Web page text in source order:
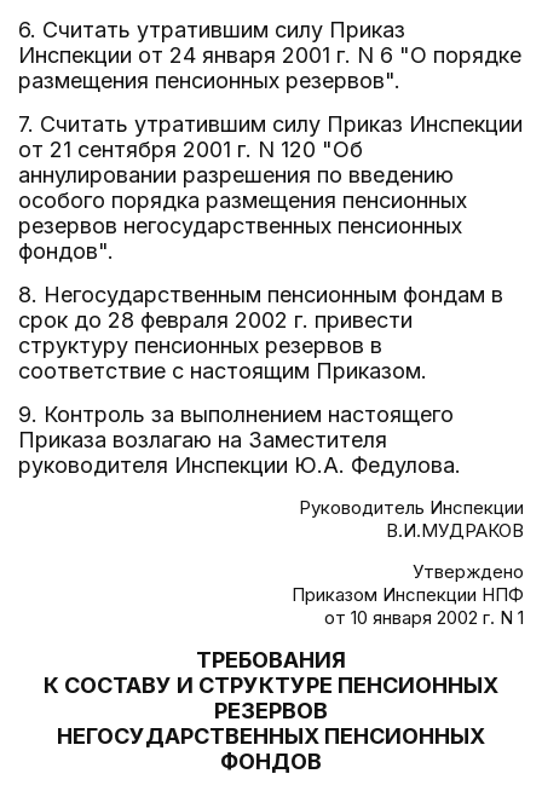
6. Считать утратившим силу Приказ
Инспекции от 24 января 2001 г. N 6 "О порядке
размещения пенсионных резервов".
7. Считать утратившим силу Приказ Инспекции
от 21 сентября 2001 г. N 120 "Об
аннулировании разрешения по введению
особого порядка размещения пенсионных
резервов негосударственных пенсионных
фондов".
8. Негосударственным пенсионным фондам в
срок до 28 февраля 2002 г. привести
структуру пенсионных резервов в
соответствие с настоящим Приказом.
9. Контроль за выполнением настоящего
Приказа возлагаю на Заместителя
руководителя Инспекции Ю.А. Федулова.
Руководитель Инспекции
В.И.МУДРАКОВ
Утверждено
Приказом Инспекции НПФ
от 10 января 2002 г. N 1
ТРЕБОВАНИЯ
К СОСТАВУ И СТРУКТУРЕ ПЕНСИОННЫХ
РЕЗЕРВОВ
НЕГОСУДАРСТВЕННЫХ ПЕНСИОННЫХ
ФОНДОВ